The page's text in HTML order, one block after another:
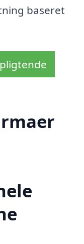
baseret